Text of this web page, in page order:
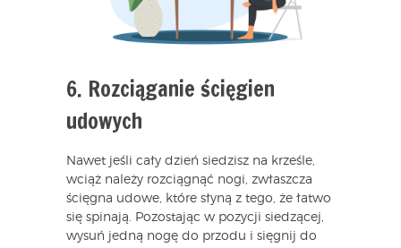
6. Rozciąganie ścięgien
udowych
Nawet jeśli cały dzień siedzisz na krześle,
wciąż należy rozciągnąć nogi, zwłaszcza
ścięgna udowe, które słyną z tego, że łatwo
się spinają. Pozostając w pozycji siedzącej,
wysuń jedną nogę do przodu i sięgnij do